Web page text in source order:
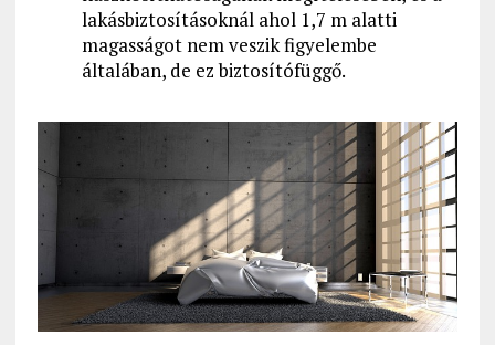
lakásbiztosításoknál ahol 1,7 m alatti
magasságot nem veszik figyelembe
általában, de ez biztosítófüggő.